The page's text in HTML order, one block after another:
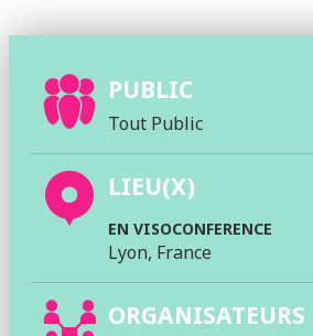
PUBLIC
Tout Public
LIEU(X)
EN VISOCONFERENCE
Lyon, France
ORGANISATEURS